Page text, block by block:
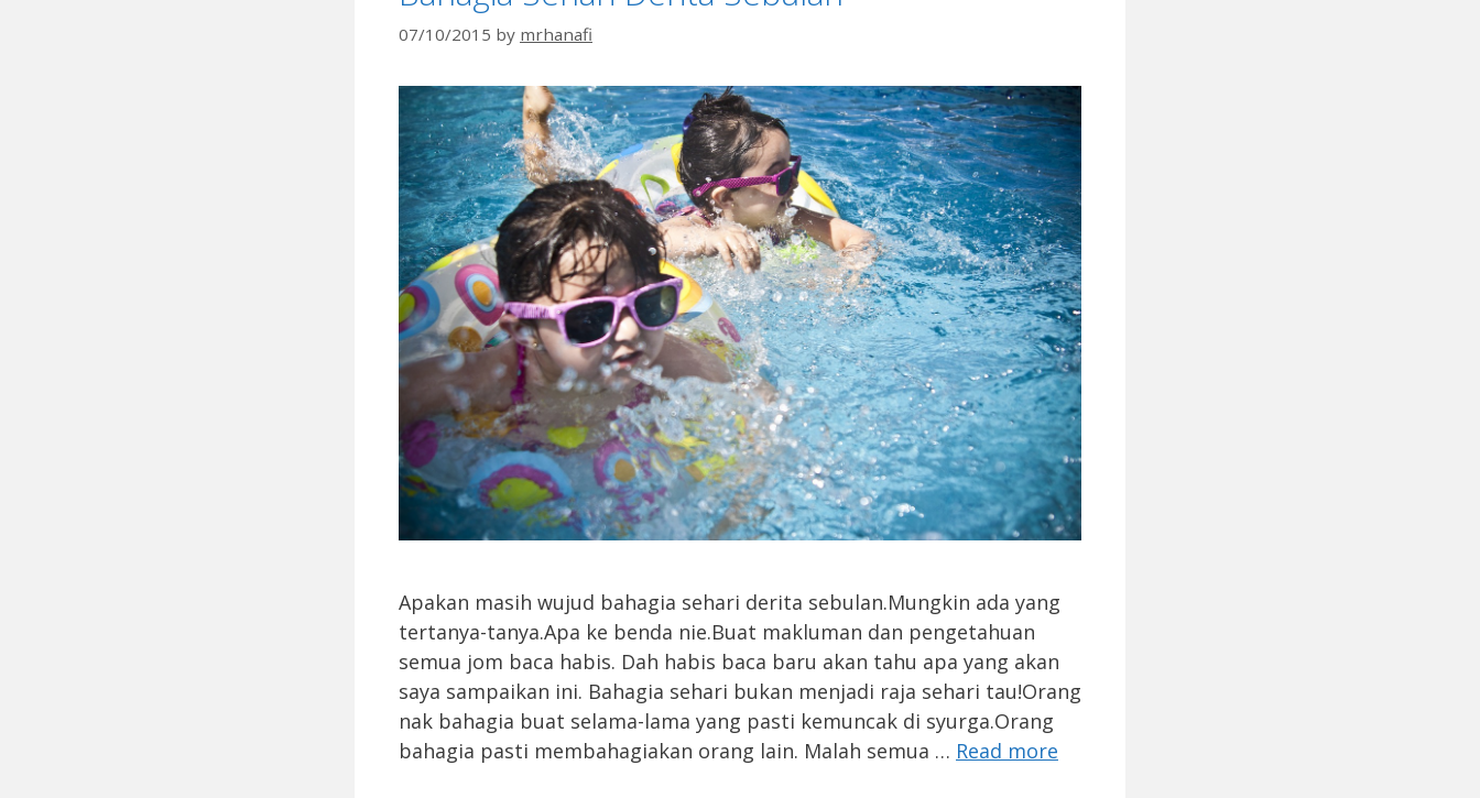
07/10/2015 by mrhanafi
Apakan masih wujud bahagia sehari derita sebulan.Mungkin ada yang
tertanya-tanya.Apa ke benda nie.Buat makluman dan pengetahuan
semua jom baca habis. Dah habis baca baru akan tahu apa yang akan
saya sampaikan ini. Bahagia sehari bukan menjadi raja sehari tau!Orang
nak bahagia buat selama-lama yang pasti kemuncak di syurga.Orang
bahagia pasti membahagiakan orang lain. Malah semua … Read more